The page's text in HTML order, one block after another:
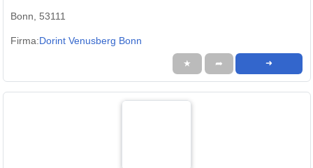
Bonn, 53111
Firma:Dorint Venusberg Bonn
★ ➦ ➜